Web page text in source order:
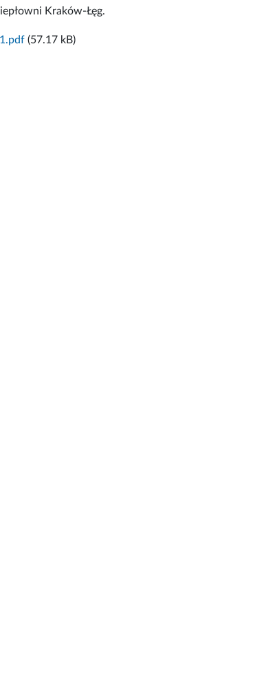
Kraków-Łęg.
(57.17 kB)